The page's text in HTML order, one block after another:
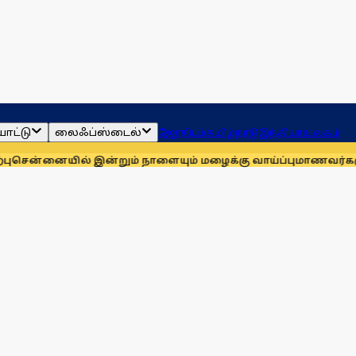
லைஃப்ஸ்டைல் ஜோதிடம்தமிழ்நாடுஇந்தியாஉலகம்
இன்றும் நாளையும் மழைக்கு வாய்ப்புமாணவர்களுக்காக